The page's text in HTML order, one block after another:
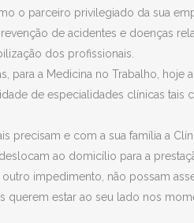
o parceiro privilegiado da sua
de acidentes e doenças
dos profissionais.
para a Medicina no Trabalho,
de especialidades clínicas
precisam e com a sua família a
ao domicílio para a
impedimento, não possam
estar ao seu lado nos